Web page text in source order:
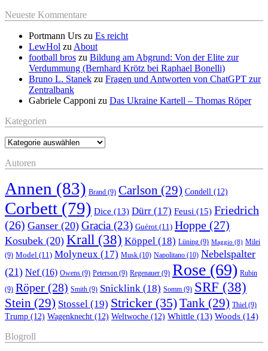
Neueste Kommentare
Portmann Urs zu Es reicht
LewHol zu About
football bros zu Bildung am Abgrund: Von der Elite zur
Verdummung (Bernhard Krötz bei Raphael Bonelli)
Bruno L. Stanek zu Fragen und Antworten von ChatGPT zur
Zentralbank
Gabriele Capponi zu Das Ukraine Kartell – Thomas Röper
Kategorien
Kategorien
Autoren
Annen (83) Brand (9) Carlson (29) Condell (12)
Corbett (79) Dice (13) Dürr (17) Feusi (15) Friedrich
(26) Ganser (20) Gracia (23) Guérot (11) Hoppe (27)
Kosubek (20) Krall (38) Köppel (18) Lüning (9) Maggio (8) Milei
(9) Model (11) Molyneux (17) Musk (10) Napolitano (10) Nebelspalter
(21) Nef(16) Owens (9) Peterson (9) Regenauer (9) Rose (69) Rubin
(9) Röper (28) Smith (9) Snicklink (18) Somm (9) SRF (38)
Stein (29) Stossel (19) Stricker(35)Tank (29) Thiel (9)
Trump (12) Wagenknecht (12) Weltwoche (12) Whittle (13) Woods (14)
Blogroll